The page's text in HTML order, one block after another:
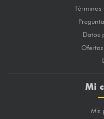
Términos
Datos
Mi
Mis